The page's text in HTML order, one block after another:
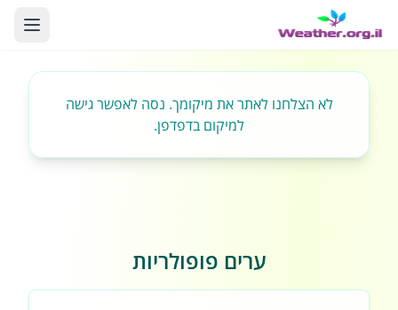
לא הצלחנו לאתר את מיקומך. נסה לאפשר גישה
למיקום בדפדפן.
ערים פופולריות